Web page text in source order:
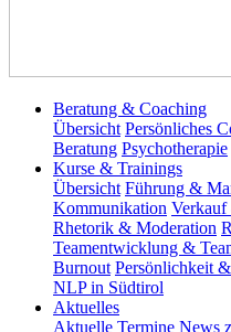
Beratung & Coaching
Übersicht Persönliches
Beratung Psychotherapie
Kurse & Trainings
Übersicht Führung &
Kommunikation Verkauf
Rhetorik & Moderation
Teamentwicklung &
Burnout Persönlichkeit
NLP in Südtirol
Aktuelles
Aktuelle Termine News